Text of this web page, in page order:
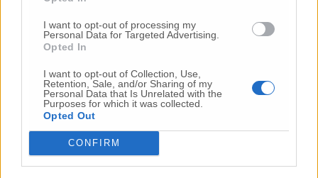
I want to opt-out of processing my
Personal Data for Targeted Advertising.
Opted In
I want to opt-out of Collection, Use,
Retention, Sale, and/or Sharing of my
Personal Data that Is Unrelated with the
Purposes for which it was collected.
Opted Out
CONFIRM
coltellate.Fermato il compagno: “L’ho ammazzata”
(Foto-Video)
gravissimo un centauroin eliambulanza a Torrette
24 Lug-Maltrattamenti all’asilo, parla il sindaco:
«Notifica arrivata in mattinata,
sono andati lì»
2 Ago-Fermato col taser,muore in ospedale dopo un
inseguimento.Indagini in corso per accertare le